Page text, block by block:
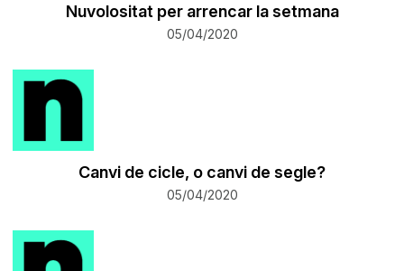
Nuvolositat per arrencar la setmana
05/04/2020
Canvi de cicle, o canvi de segle?
05/04/2020